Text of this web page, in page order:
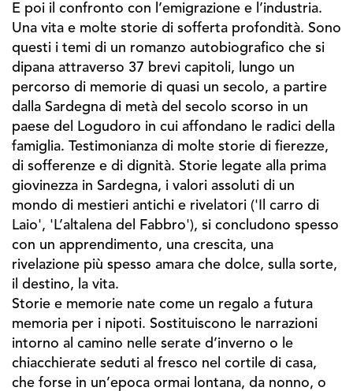
E poi il confronto con l’emigrazione e l’industria.
Una vita e molte storie di sofferta profondità. Sono
questi i temi di un romanzo autobiografico che si
dipana attraverso 37 brevi capitoli, lungo un
percorso di memorie di quasi un secolo, a partire
dalla Sardegna di metà del secolo scorso in un
paese del Logudoro in cui affondano le radici della
famiglia. Testimonianza di molte storie di fierezze,
di sofferenze e di dignità. Storie legate alla prima
giovinezza in Sardegna, i valori assoluti di un
mondo di mestieri antichi e rivelatori ('Il carro di
Laio', 'L’altalena del Fabbro'), si concludono spesso
con un apprendimento, una crescita, una
rivelazione più spesso amara che dolce, sulla sorte,
il destino, la vita.
Storie e memorie nate come un regalo a futura
memoria per i nipoti. Sostituiscono le narrazioni
intorno al camino nelle serate d’inverno o le
chiacchierate seduti al fresco nel cortile di casa,
che forse in un’epoca ormai lontana, da nonno, o